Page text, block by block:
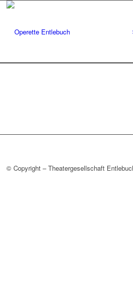
© Copyright – Theatergesellschaft